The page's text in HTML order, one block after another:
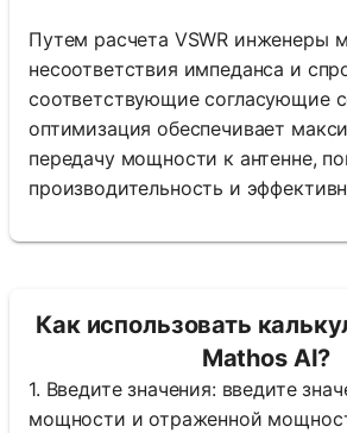
Путем расчета VSWR инженеры
несоответствия импеданса и
соответствующие согласующие
оптимизация обеспечивает
передачу мощности к антенне,
производительность и
Как использовать
Mathos AI?
1. Введите значения: введите
мощности и отраженной